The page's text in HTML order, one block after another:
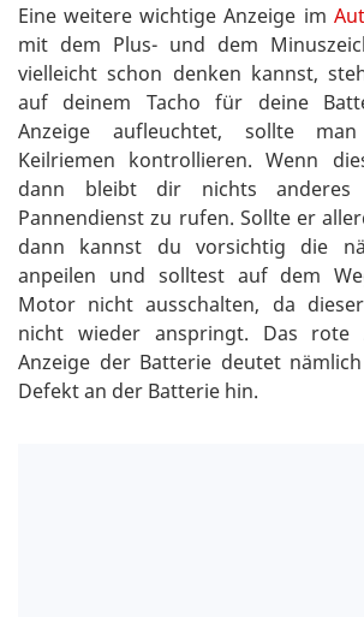
Eine weitere wichtige Anzeige im
mit dem Plus- und dem
vielleicht schon denken kannst,
auf deinem Tacho für deine
Anzeige aufleuchtet, sollte
Keilriemen kontrollieren. Wenn
dann bleibt dir nichts
Pannendienst zu rufen. Sollte er
dann kannst du vorsichtig die
anpeilen und solltest auf dem
Motor nicht ausschalten, da
nicht wieder anspringt. Das rote
Anzeige der Batterie deutet
Defekt an der Batterie hin.